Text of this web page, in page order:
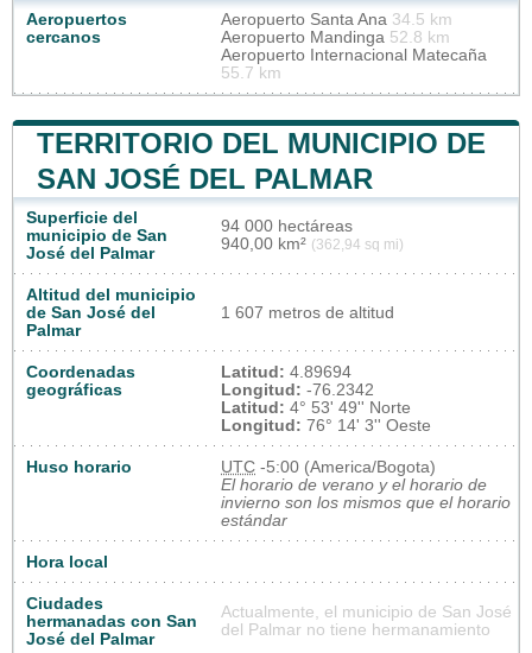
Aeropuertos
cercanos
Aeropuerto Santa Ana 34.5 km
Aeropuerto Mandinga 52.8 km
Aeropuerto Internacional Matecaña
55.7 km
TERRITORIO DEL MUNICIPIO DE
SAN JOSÉ DEL PALMAR
Superficie del
municipio de San
José del Palmar
94 000 hectáreas
940,00 km² (362,94 sq mi)
Altitud del municipio
de San José del
Palmar
1 607 metros de altitud
Coordenadas
geográficas
Latitud: 4.89694
Longitud: -76.2342
Latitud: 4° 53' 49'' Norte
Longitud: 76° 14' 3'' Oeste
Huso horario UTC -5:00 (America/Bogota)
El horario de verano y el horario de
invierno son los mismos que el horario
estándar
Hora local
Ciudades
hermanadas con San
José del Palmar
Actualmente, el municipio de San José
del Palmar no tiene hermanamiento